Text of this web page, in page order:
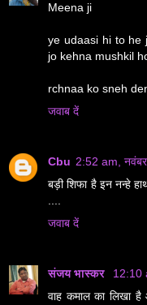
Meena ji
ye udaasi hi to he
jo kehna mushkil
rchnaa ko sneh
जवाब दें
Cbu 2:52 am,
बड़ी शिफा है इन नन्हे
....
जवाब दें
संजय भास्‍कर
12:10
वाह कमाल का लि‍खा